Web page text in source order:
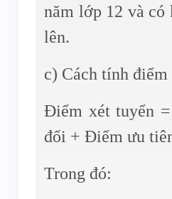
năm lớp 12 và
lên.
c) Cách tính điểm
Điểm xét tuyển
đổi + Điểm ưu
Trong đó: